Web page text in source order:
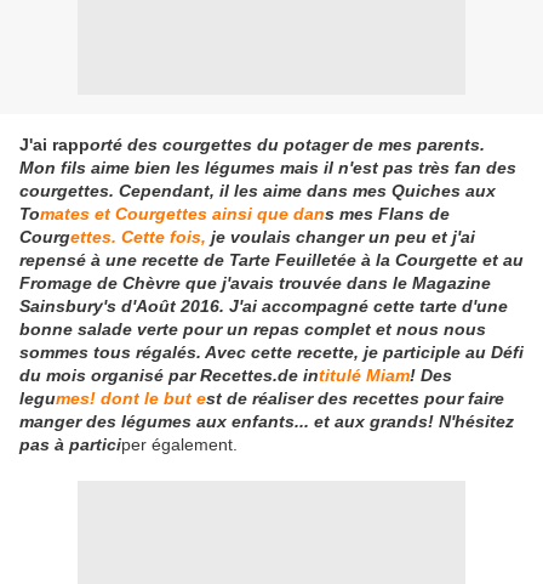
J'ai rapporté des courgettes du potager de mes parents.
Mon fils aime bien les légumes mais il n'est pas très fan des
courgettes. Cependant, il les aime dans mes Quiches aux
Tomates et Courgettes ainsi que dans mes Flans de
Courgettes. Cette fois, je voulais changer un peu et j'ai
repensé à une recette de Tarte Feuilletée à la Courgette et au
Fromage de Chèvre que j'avais trouvée dans le Magazine
Sainsbury's d'Août 2016. J'ai accompagné cette tarte d'une
bonne salade verte pour un repas complet et nous nous
sommes tous régalés. Avec cette recette, je participle au Défi
du mois organisé par Recettes.de intitulé Miam! Des
legumes! dont le but est de réaliser des recettes pour faire
manger des légumes aux enfants... et aux grands! N'hésitez
pas à participer également.